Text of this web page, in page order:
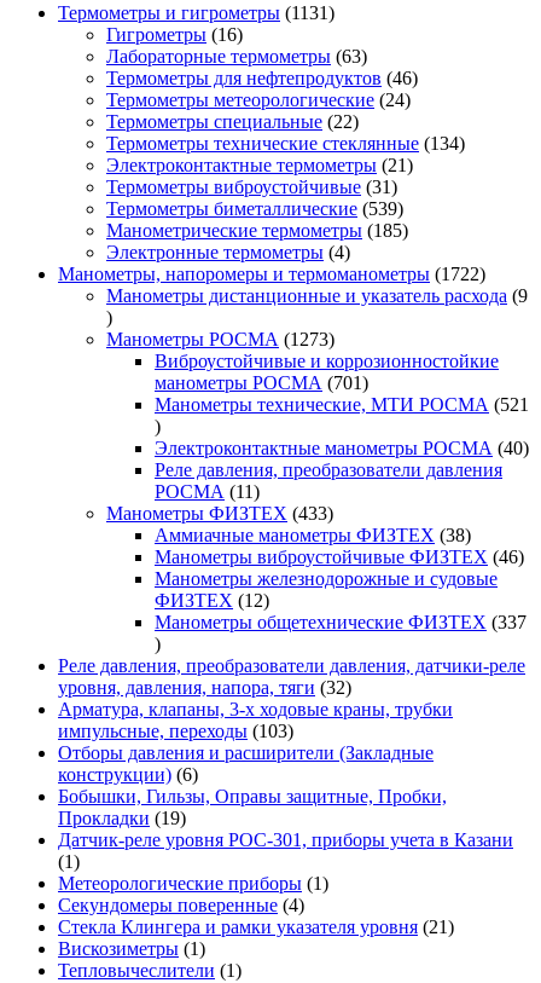
Термометры и гигрометры 11311131
Гигрометры 1616
товаров
Лабораторные термометры 6363
товара
Термометры для нефтепродуктов 4646
Термометры метеорологические 2424
Термометры специальные 2222
товара
Термометры технические стеклянные 134134
Электроконтактные термометры 2121
Термометры виброустойчивые 3131
товар
Термометры биметаллические 539539
товаров
Манометрические термометры 185185
Электронные термометры 44
товара
Манометры, напоромеры и термоманометры 17221722
товара
Манометры дистанционные и указатель расхода 9
9
товаров
Манометры РОСМА 12731273
товара
Виброустойчивые и коррозионностойкие
манометры РОСМА
701701
товар
Манометры технические, МТИ РОСМА
521
521
товар
Электроконтактные манометры РОСМА 4040
Реле давления, преобразователи давления
РОСМА
1111
товаров
Манометры ФИЗТЕХ 433433
товара
Аммиачные манометры ФИЗТЕХ 3838
товаров
Манометры виброустойчивые ФИЗТЕХ 4646
Манометры железнодорожные и судовые
ФИЗТЕХ
1212
товаров
Манометры общетехнические ФИЗТЕХ 337
337
товаров
Реле давления, преобразователи давления, датчики-реле
уровня, давления, напора, тяги 3232
товара
Арматура, клапаны, 3-х ходовые краны, трубки
импульсные, переходы 103103
товара
Отборы давления и расширители (Закладные
конструкции) 66
товаров
Бобышки, Гильзы, Оправы защитные, Пробки,
Прокладки
1919
товаров
Датчик-реле уровня РОС-301, приборы учета в Казани
11
товар
Метеорологические приборы 11
Секундомеры поверенные 44
товара
Стекла Клингера и рамки указателя уровня 2121
Вискозиметры 11
товар
Тепловычеслители 11